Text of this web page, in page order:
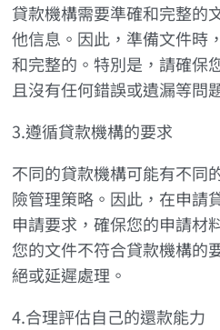
貸款機構需要準確和完整的
他信息。因此，準備文件時
和完整的。特別是，請確保
且沒有任何錯誤或遺漏等問
3.遵循貸款機構的要求
不同的貸款機構可能有不同
險管理策略。因此，在申請
申請要求，確保您的申請材
您的文件不符合貸款機構的
絕或延遲處理。
4.合理評估自己的還款能力